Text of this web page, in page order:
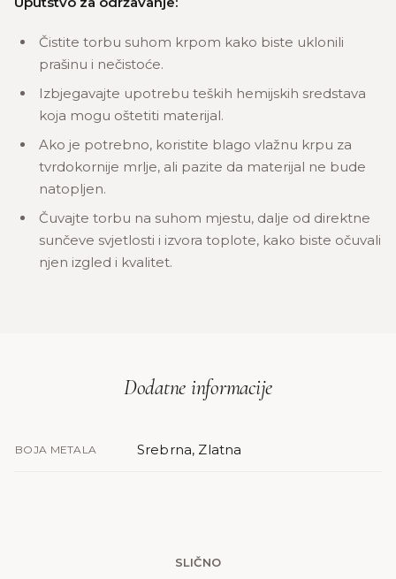
Čistite torbu suhom krpom kako biste uklonili
prašinu i nečistoće.
Izbjegavajte upotrebu teških hemijskih sredstava
koja mogu oštetiti materijal.
Ako je potrebno, koristite blago vlažnu krpu za
tvrdokornije mrlje, ali pazite da materijal ne bude
natopljen.
Čuvajte torbu na suhom mjestu, dalje od direktne
sunčeve svjetlosti i izvora toplote, kako biste očuvali
njen izgled i kvalitet.
Dodatne informacije
BOJA METALA Srebrna, Zlatna
SLIČNO